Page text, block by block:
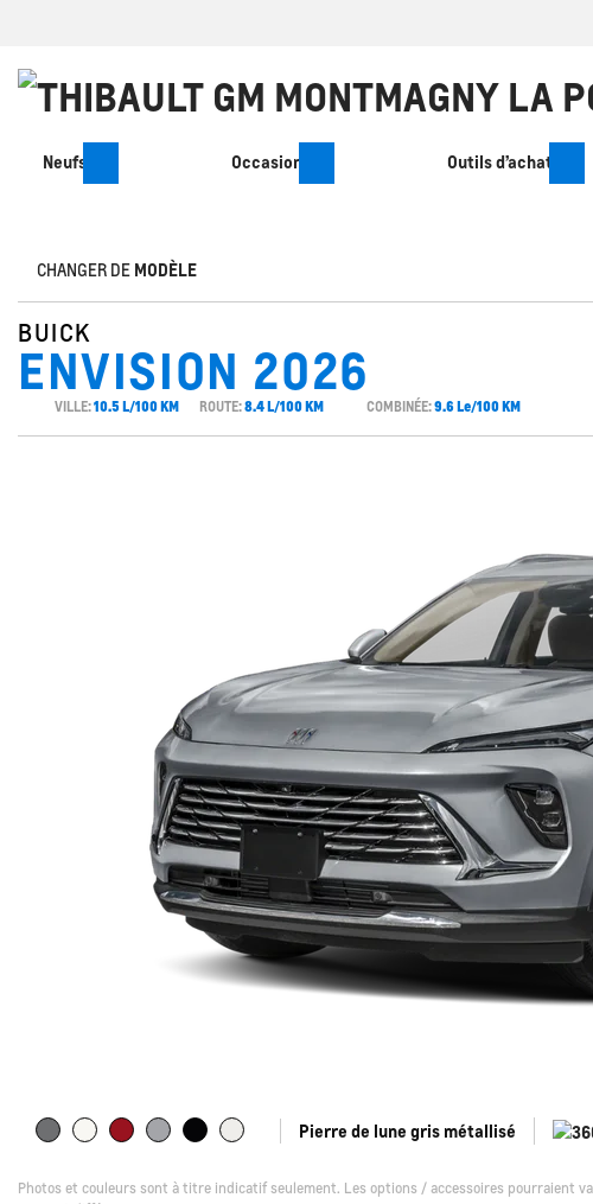
Neufs Occasion Outils d’achat
CHANGER DE MODÈLE
BUICK
ENVISION 2026
VILLE:10.5 L/100 KM ROUTE:8.4 L/100 KM COMBINÉE:9.6 Le/100 KM
Pierre de lune gris métallisé
Photos et couleurs sont à titre indicatif seulement. Les options / accessoires pourraient